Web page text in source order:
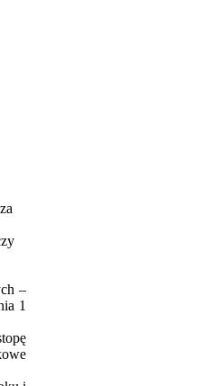
–
1